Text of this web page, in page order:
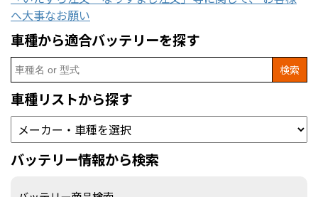
へ大事なお願い
車種から適合バッテリーを探す
Search
for:
車種リストから探す
バッテリー情報から検索